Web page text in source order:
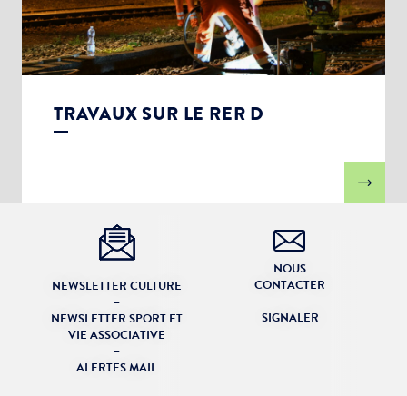
TRAVAUX SUR LE RER D
NEWSLETTER CULTURE
–
NEWSLETTER SPORT ET
VIE ASSOCIATIVE
–
ALERTES MAIL
NOUS
CONTACTER
–
SIGNALER